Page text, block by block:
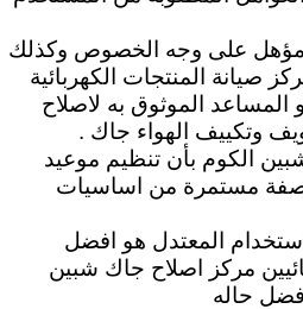
جيدة.
مؤهل على وجه الخصوص وكذلك
صيانة المنتجات الكهربائية
المساعد الموثوق به لاصلاح
وتكييف الهواء جاك .
الكوم بأن تنظيم موعيد
بصفة مستمرة من اساسيات
المعتدل هو افضل
مركز اصلاح جاك شبين
حاله